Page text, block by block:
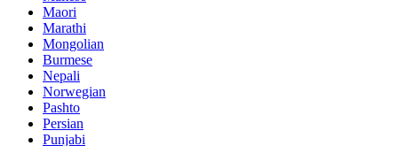
Maori
Marathi
Mongolian
Burmese
Nepali
Norwegian
Pashto
Persian
Punjabi